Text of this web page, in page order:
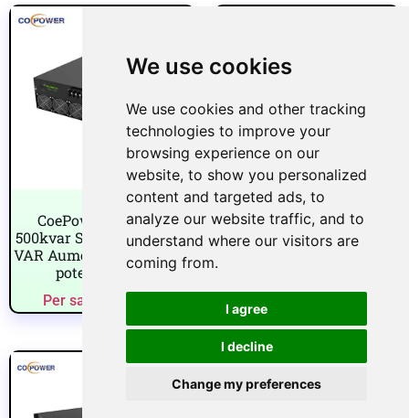
We use cookies
We use cookies and other tracking
technologies to improve your
browsing experience on our
website, to show you personalized
content and targeted ads, to
analyze our website traffic, and to
understand where our visitors are
coming from.
I agree
I decline
Change my preferences
CoePower OEM 30-
500kvar SVG VAR STATIC
VAR Aumenta il fattore di
potenza ≥0,99
Per saperne di più
30-500Kvar Svg Static era
Generator PFC Series 3
fase